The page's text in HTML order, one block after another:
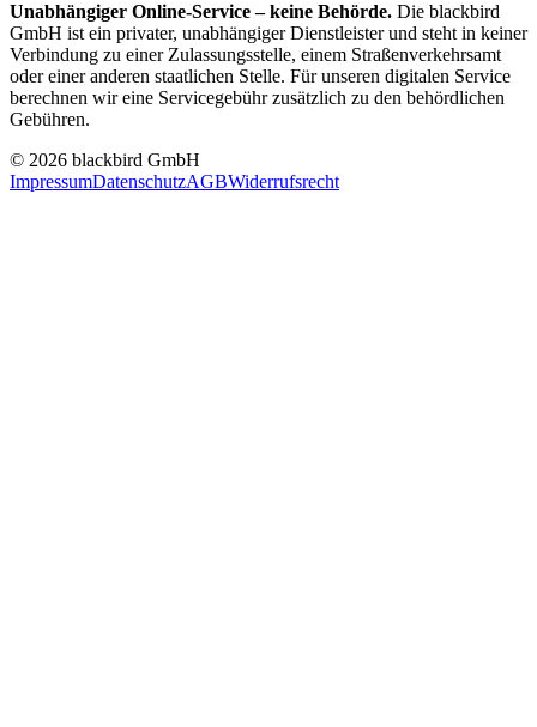
Unabhängiger Online-Service – keine Behörde. Die blackbird
GmbH ist ein privater, unabhängiger Dienstleister und steht in keiner
Verbindung zu einer Zulassungsstelle, einem Straßenverkehrsamt
oder einer anderen staatlichen Stelle. Für unseren digitalen Service
berechnen wir eine Servicegebühr zusätzlich zu den behördlichen
Gebühren.
© 2026 blackbird GmbH
ImpressumDatenschutzAGBWiderrufsrecht